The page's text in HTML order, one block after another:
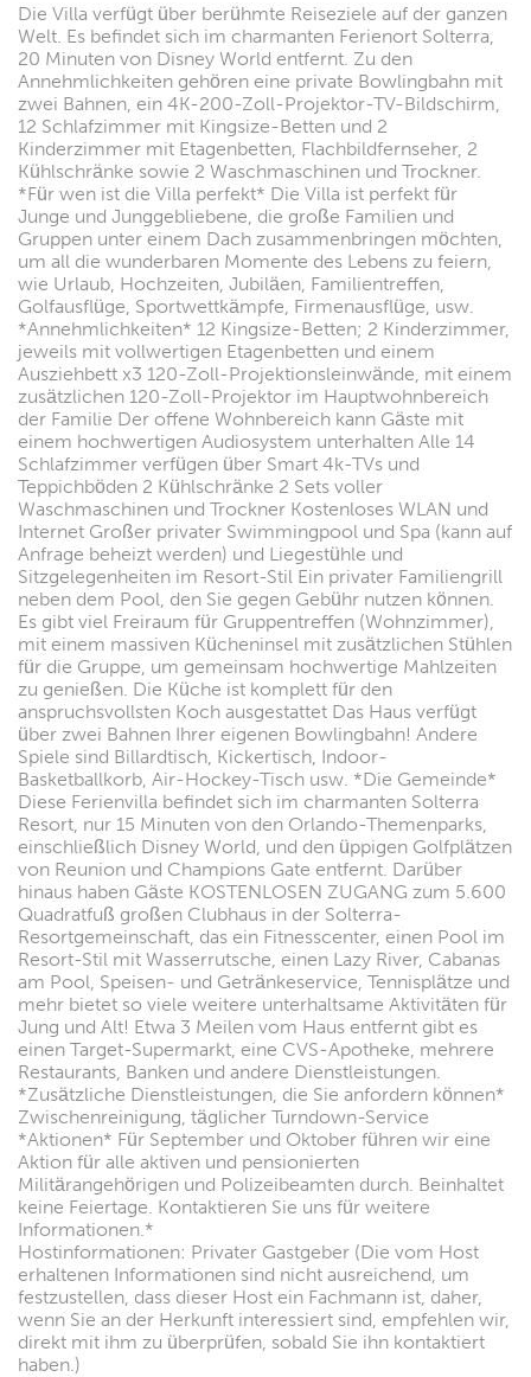
Die Villa verfügt über berühmte Reiseziele auf der ganzen
Welt. Es befindet sich im charmanten Ferienort Solterra,
20 Minuten von Disney World entfernt. Zu den
Annehmlichkeiten gehören eine private Bowlingbahn mit
zwei Bahnen, ein 4K-200-Zoll-Projektor-TV-Bildschirm,
12 Schlafzimmer mit Kingsize-Betten und 2
Kinderzimmer mit Etagenbetten, Flachbildfernseher, 2
Kühlschränke sowie 2 Waschmaschinen und Trockner.
*Für wen ist die Villa perfekt* Die Villa ist perfekt für
Junge und Junggebliebene, die große Familien und
Gruppen unter einem Dach zusammenbringen möchten,
um all die wunderbaren Momente des Lebens zu feiern,
wie Urlaub, Hochzeiten, Jubiläen, Familientreffen,
Golfausflüge, Sportwettkämpfe, Firmenausflüge, usw.
*Annehmlichkeiten* 12 Kingsize-Betten; 2 Kinderzimmer,
jeweils mit vollwertigen Etagenbetten und einem
Ausziehbett x3 120-Zoll-Projektionsleinwände, mit einem
zusätzlichen 120-Zoll-Projektor im Hauptwohnbereich
der Familie Der offene Wohnbereich kann Gäste mit
einem hochwertigen Audiosystem unterhalten Alle 14
Schlafzimmer verfügen über Smart 4k-TVs und
Teppichböden 2 Kühlschränke 2 Sets voller
Waschmaschinen und Trockner Kostenloses WLAN und
Internet Großer privater Swimmingpool und Spa (kann auf
Anfrage beheizt werden) und Liegestühle und
Sitzgelegenheiten im Resort-Stil Ein privater Familiengrill
neben dem Pool, den Sie gegen Gebühr nutzen können.
Es gibt viel Freiraum für Gruppentreffen (Wohnzimmer),
mit einem massiven Kücheninsel mit zusätzlichen Stühlen
für die Gruppe, um gemeinsam hochwertige Mahlzeiten
zu genießen. Die Küche ist komplett für den
anspruchsvollsten Koch ausgestattet Das Haus verfügt
über zwei Bahnen Ihrer eigenen Bowlingbahn! Andere
Spiele sind Billardtisch, Kickertisch, Indoor-
Basketballkorb, Air-Hockey-Tisch usw. *Die Gemeinde*
Diese Ferienvilla befindet sich im charmanten Solterra
Resort, nur 15 Minuten von den Orlando-Themenparks,
einschließlich Disney World, und den üppigen Golfplätzen
von Reunion und Champions Gate entfernt. Darüber
hinaus haben Gäste KOSTENLOSEN ZUGANG zum 5.600
Quadratfuß großen Clubhaus in der Solterra-
Resortgemeinschaft, das ein Fitnesscenter, einen Pool im
Resort-Stil mit Wasserrutsche, einen Lazy River, Cabanas
am Pool, Speisen- und Getränkeservice, Tennisplätze und
mehr bietet so viele weitere unterhaltsame Aktivitäten für
Jung und Alt! Etwa 3 Meilen vom Haus entfernt gibt es
einen Target-Supermarkt, eine CVS-Apotheke, mehrere
Restaurants, Banken und andere Dienstleistungen.
*Zusätzliche Dienstleistungen, die Sie anfordern können*
Zwischenreinigung, täglicher Turndown-Service
*Aktionen* Für September und Oktober führen wir eine
Aktion für alle aktiven und pensionierten
Militärangehörigen und Polizeibeamten durch. Beinhaltet
keine Feiertage. Kontaktieren Sie uns für weitere
Informationen.*
Hostinformationen: Privater Gastgeber (Die vom Host
erhaltenen Informationen sind nicht ausreichend, um
festzustellen, dass dieser Host ein Fachmann ist, daher,
wenn Sie an der Herkunft interessiert sind, empfehlen wir,
direkt mit ihm zu überprüfen, sobald Sie ihn kontaktiert
haben.)